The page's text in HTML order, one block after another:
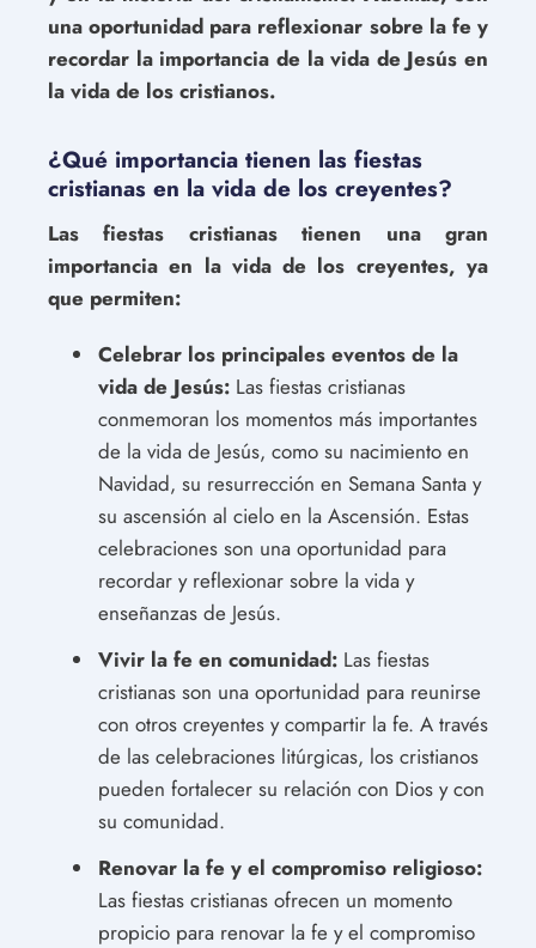
una oportunidad para reflexionar sobre la fe y
recordar la importancia de la vida de Jesús en
la vida de los cristianos.
¿Qué importancia tienen las fiestas
cristianas en la vida de los creyentes?
Las fiestas cristianas tienen una gran
importancia en la vida de los creyentes, ya
que permiten:
Celebrar los principales eventos de la
vida de Jesús: Las fiestas cristianas
conmemoran los momentos más importantes
de la vida de Jesús, como su nacimiento en
Navidad, su resurrección en Semana Santa y
su ascensión al cielo en la Ascensión. Estas
celebraciones son una oportunidad para
recordar y reflexionar sobre la vida y
enseñanzas de Jesús.
Vivir la fe en comunidad: Las fiestas
cristianas son una oportunidad para reunirse
con otros creyentes y compartir la fe. A través
de las celebraciones litúrgicas, los cristianos
pueden fortalecer su relación con Dios y con
su comunidad.
Renovar la fe y el compromiso religioso:
Las fiestas cristianas ofrecen un momento
propicio para renovar la fe y el compromiso